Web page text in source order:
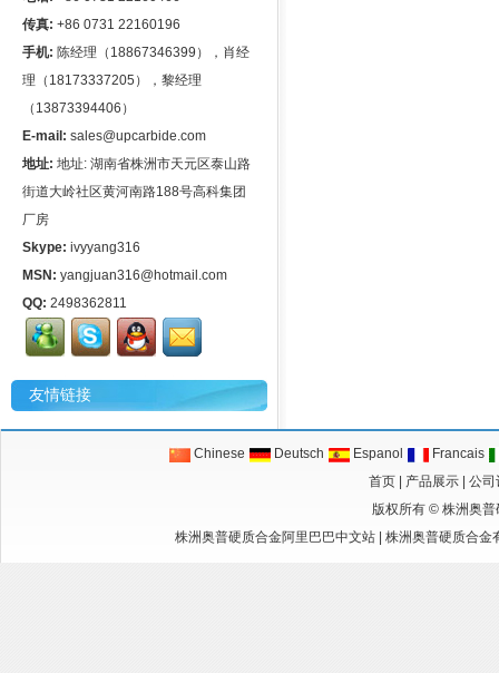
传真: +86 0731 22160196
手机: 陈经理（18867346399），肖经
理（18173337205），黎经理
（13873394406）
E-mail: sales@upcarbide.com
地址: 地址: 湖南省株洲市天元区泰山路
街道大岭社区黄河南路188号高科集团
厂房
Skype: ivyyang316
MSN: yangjuan316@hotmail.com
QQ: 2498362811
友情链接
Chinese Deutsch Espanol
Francais
首页
产品展示
公司
版权所有 © 株洲奥普
株洲奥普硬质合金阿里巴巴中文站| 株洲奥普硬质合金